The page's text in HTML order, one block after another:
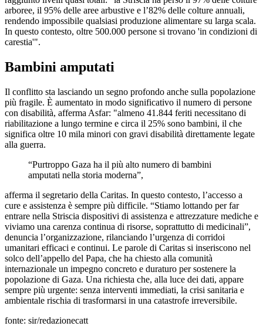
arboree, il 95% delle aree arbustive e l’82% delle colture annuali,
rendendo impossibile qualsiasi produzione alimentare su larga scala.
In questo contesto, oltre 500.000 persone si trovano 'in condizioni di
carestia'".
Bambini amputati
Il conflitto sta lasciando un segno profondo anche sulla popolazione
più fragile. È aumentato in modo significativo il numero di persone
con disabilità, afferma Asfar: "almeno 41.844 feriti necessitano di
riabilitazione a lungo termine e circa il 25% sono bambini, il che
significa oltre 10 mila minori con gravi disabilità direttamente legate
alla guerra.
“Purtroppo Gaza ha il più alto numero di bambini
amputati nella storia moderna”,
afferma il segretario della Caritas. In questo contesto, l’accesso a
cure e assistenza è sempre più difficile. “Stiamo lottando per far
entrare nella Striscia dispositivi di assistenza e attrezzature mediche e
viviamo una carenza continua di risorse, soprattutto di medicinali”,
denuncia l’organizzazione, rilanciando l’urgenza di corridoi
umanitari efficaci e continui. Le parole di Caritas si inseriscono nel
solco dell’appello del Papa, che ha chiesto alla comunità
internazionale un impegno concreto e duraturo per sostenere la
popolazione di Gaza. Una richiesta che, alla luce dei dati, appare
sempre più urgente: senza interventi immediati, la crisi sanitaria e
ambientale rischia di trasformarsi in una catastrofe irreversibile.
fonte: sir/redazionecatt